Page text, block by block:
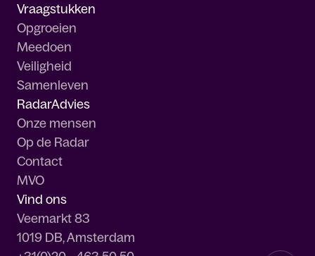
Vraagstukken
Opgroeien
Meedoen
Veiligheid
Samenleven
RadarAdvies
Onze mensen
Op de Radar
Contact
MVO
Vind ons
Veemarkt 83
1019 DB, Amsterdam